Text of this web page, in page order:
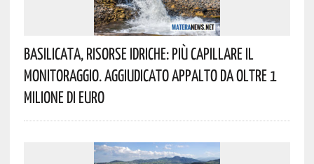
Basilicata, Risorse Idriche: Più Capillare Il
Monitoraggio. Aggiudicato Appalto Da Oltre 1
Milione Di Euro